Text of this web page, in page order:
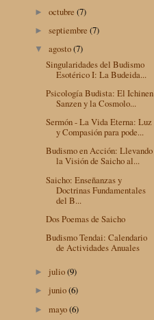
►octubre(7)
►septiembre(7)
▼agosto(7)
Singularidades del Budismo
Esotérico I: La Budeida...
Psicología Budista: El Ichinen
Sanzen y la Cosmolo...
Sermón - La Vida Eterna: Luz
y Compasión para pode...
Budismo en Acción: Llevando
la Visión de Saicho al...
Saicho: Enseñanzas y
Doctrinas Fundamentales
del B...
Dos Poemas de Saicho
Budismo Tendai: Calendario
de Actividades Anuales
► julio(9)
► junio(6)
►mayo(6)